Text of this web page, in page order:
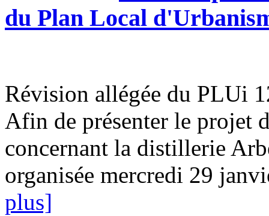
du Plan Local
Révision allégée du PLUi
Afin de présenter le projet
concernant la distillerie
organisée mercredi 29
plus]